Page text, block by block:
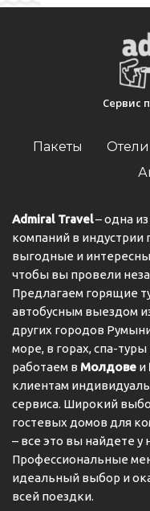
Special requests are
incur additional charges;
This property accepts
There is no front desk at
information. Guests can
Телефон:
Сервис
Пакеты Отели
Admiral Travel– одна
компаний в
выгодные и
чтобы вы провели
Предлагаем горящие
автобусным выездом
других городов
море, в горах, спа-
работаем в Молдове и
клиентам
сервиса. Широкий
гостевых домов для
– все это вы найдете у
Профессиональные
идеальный выбор и
всей поездки.